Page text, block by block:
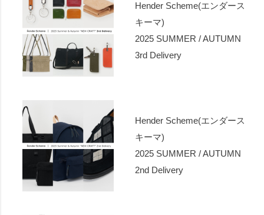
Hender Scheme(エンダース
キーマ)
2025 SUMMER / AUTUMN
3rd Delivery
Hender Scheme(エンダース
キーマ)
2025 SUMMER / AUTUMN
2nd Delivery